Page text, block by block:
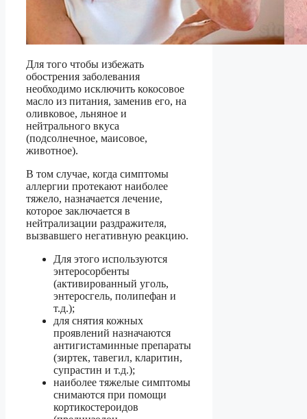
Для того чтобы избежать
обострения заболевания
необходимо исключить кокосовое
масло из питания, заменив его, на
оливковое, льняное и
нейтрального вкуса
(подсолнечное, маисовое,
животное).
В том случае, когда симптомы
аллергии протекают наиболее
тяжело, назначается лечение,
которое заключается в
нейтрализации раздражителя,
вызвавшего негативную реакцию.
Для этого используются
энтеросорбенты
(активированный уголь,
энтеросгель, полипефан и
т.д.);
для снятия кожных
проявлений назначаются
антигистаминные препараты
(зиртек, тавегил, кларитин,
супрастин и т.д.);
наиболее тяжелые симптомы
снимаются при помощи
кортикостероидов